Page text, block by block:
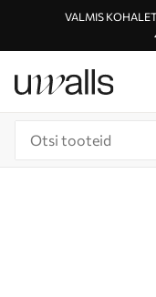
VALMIS